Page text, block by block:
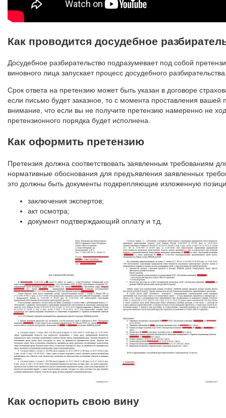
Как проводится досудебное
Досудебное разбирательство подразумевает под собой
виновного лица запускает процесс досудебного
Срок ответа на претензию может быть указан в договоре
если письмо будет заказное, то с момента проставления
внимание, что если вы не получите претензию намеренно не
претензионного порядка будет исполнена.
Как оформить претензию
Претензия должна соответствовать заявленным требованиям
нормативные обоснования для предъявления заявленных
это должны быть документы подкрепляющие изложенную
заключения экспертов;
акт осмотра;
документ подтверждающий оплату и т.д.
Как оспорить свою вину